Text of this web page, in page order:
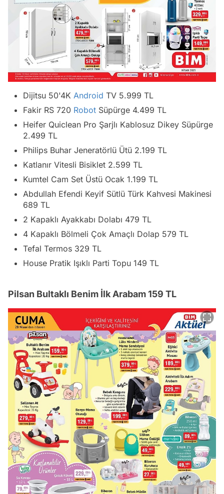
Dijitsu 50'4K Android TV 5.999 TL
Fakir RS 720 Robot Süpürge 4.499 TL
Heifer Quiclean Pro Şarjlı Kablosuz Dikey Süpürge
2.499 TL
Philips Buhar Jeneratörlü Ütü 2.199 TL
Katlanır Vitesli Bisiklet 2.599 TL
Kumtel Cam Set Üstü Ocak 1.199 TL
Abdullah Efendi Keyif Sütlü Türk Kahvesi Makinesi
689 TL
2 Kapaklı Ayakkabı Dolabı 479 TL
4 Kapaklı Bölmeli Çok Amaçlı Dolap 579 TL
Tefal Termos 329 TL
House Pratik Işıklı Parti Topu 149 TL
Pilsan Bultaklı Benim İlk Arabam 159 TL